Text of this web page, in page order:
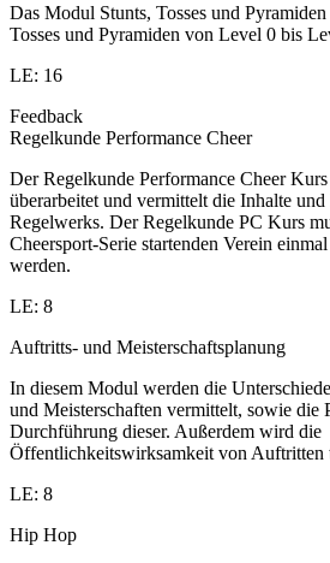
Das Modul Stunts, Tosses und
Tosses und Pyramiden von Level 0 bis
LE: 16
Feedback
Regelkunde Performance Cheer
Der Regelkunde Performance Cheer
überarbeitet und vermittelt die Inhalte
Regelwerks. Der Regelkunde PC Kurs
Cheersport-Serie startenden Verein
werden.
LE: 8
Auftritts- und Meisterschaftsplanung
In diesem Modul werden die
und Meisterschaften vermittelt, sowie die
Durchführung dieser. Außerdem wird die
Öffentlichkeitswirksamkeit von Auftritten
LE: 8
Hip Hop